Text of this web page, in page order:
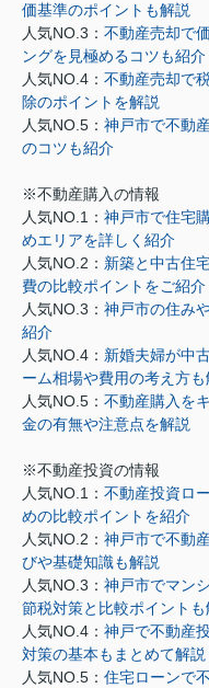
価基準のポイントも解説
人気NO.3： 不動産売却で
ングを見極めるコツも紹介
人気NO.4： 不動産売却で
除のポイントを解説
人気NO.5： 神戸市で不動
のコツも紹介
※不動産購入の情報
人気NO.1： 神戸市で住宅
めエリアを詳しく紹介
人気NO.2： 新築と中古住
費の比較ポイントをご紹介
人気NO.3： 神戸市の住み
紹介
人気NO.4： 新婚夫婦が中
ーム相場や費用の考え方も
人気NO.5： 不動産購入を
金の有無や注意点を解説
※不動産投資の情報
人気NO.1： 不動産投資ロ
めの比較ポイントを紹介
人気NO.2： 神戸市で不動
びや基礎知識も解説
人気NO.3： 神戸市でマン
節税対策と比較ポイントも
人気NO.4： 神戸で不動産
対策の基本もまとめて解説
人気NO.5： 住宅ローンで